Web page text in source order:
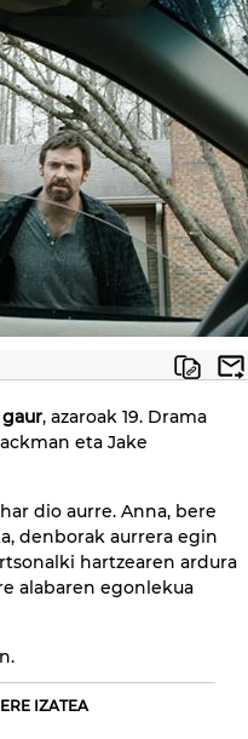
gaur, azaroak 19. Drama
eta Jake
dio aurre. Anna, bere
denborak aurrera egin
hartzearen ardura
alabaren egonlekua
n.
IZATEA